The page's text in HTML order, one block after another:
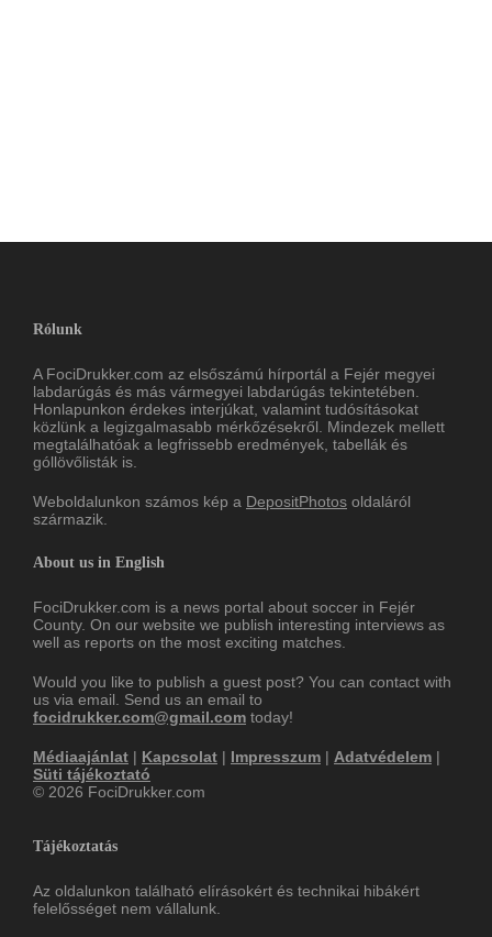
Rólunk
A FociDrukker.com az elsőszámú hírportál a Fejér megyei
labdarúgás és más vármegyei labdarúgás tekintetében.
Honlapunkon érdekes interjúkat, valamint tudósításokat
közlünk a legizgalmasabb mérkőzésekről. Mindezek mellett
megtalálhatóak a legfrissebb eredmények, tabellák és
góllövőlisták is.
Weboldalunkon számos kép a DepositPhotos oldaláról
származik.
About us in English
FociDrukker.com is a news portal about soccer in Fejér
County. On our website we publish interesting interviews as
well as reports on the most exciting matches.
Would you like to publish a guest post? You can contact with
us via email. Send us an email to
focidrukker.com@gmail.com today!
Médiaajánlat | Kapcsolat | Impresszum | Adatvédelem |
Süti tájékoztató
© 2026 FociDrukker.com
Tájékoztatás
Az oldalunkon található elírásokért és technikai hibákért
felelősséget nem vállalunk.